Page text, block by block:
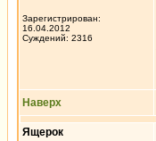
Зарегистрирован:
16.04.2012
Суждений: 2316
Наверх
Ящерок